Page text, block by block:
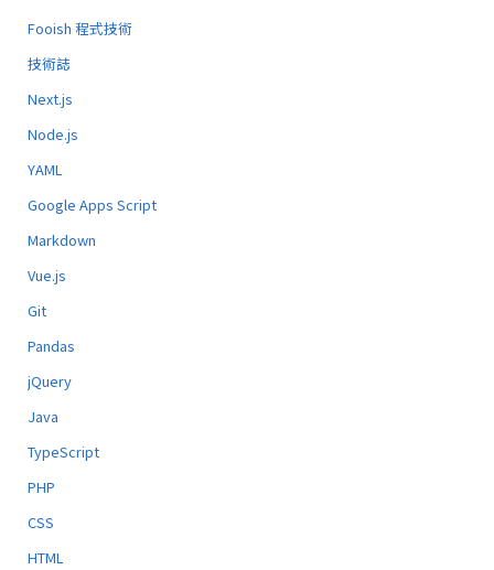
Fooish 程式技術
技術誌
Next.js
Node.js
YAML
Google Apps Script
Markdown
Vue.js
Git
Pandas
jQuery
Java
TypeScript
PHP
CSS
HTML